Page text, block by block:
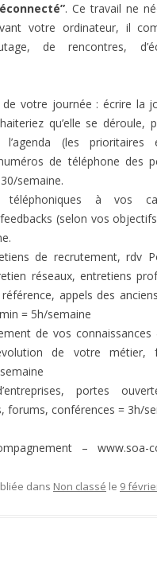
. Ce travail ne
votre ordinateur, il
de rencontres,
votre journée : écrire la
qu’elle se déroule,
l’agenda (les prioritaires
de téléphone des
semaine.
à vos
(selon vos
de recrutement, rdv
réseaux, entretiens
appels des
= 5h/semaine
de vos connaissances
de votre métier,
portes
forums, conférences = 3h/
– www.soa-
dans Non classé le 9